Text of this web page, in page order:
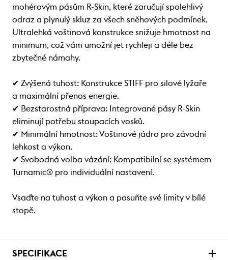
mohérovým pásům R-Skin, které zaručují spolehlivý
odraz a plynulý skluz za všech sněhových podmínek.
Ultralehká voštinová konstrukce snižuje hmotnost na
minimum, což vám umožní jet rychleji a déle bez
zbytečné námahy.
✔ Zvýšená tuhost: Konstrukce STIFF pro silové lyžaře
a maximální přenos energie.
✔ Bezstarostná příprava: Integrované pásy R-Skin
eliminují potřebu stoupacích vosků.
✔ Minimální hmotnost: Voštinové jádro pro závodní
lehkost a výkon.
✔ Svobodná volba vázání: Kompatibilní se systémem
Turnamic® pro individuální nastavení.
Vsaďte na tuhost a výkon a posuňte své limity v bílé
stopě.
SPECIFIKACE